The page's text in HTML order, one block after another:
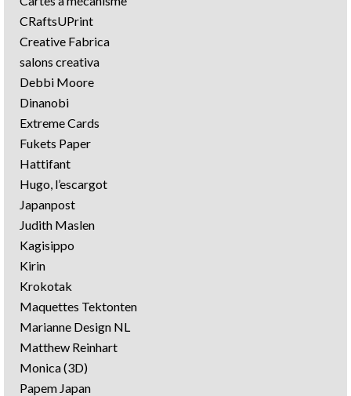
CRaftsUPrint
Creative Fabrica
salons creativa
Debbi Moore
Dinanobi
Extreme Cards
Fukets Paper
Hattifant
Hugo, l’escargot
Japanpost
Judith Maslen
Kagisippo
Kirin
Krokotak
Maquettes Tektonten
Marianne Design NL
Matthew Reinhart
Monica (3D)
Papem Japan